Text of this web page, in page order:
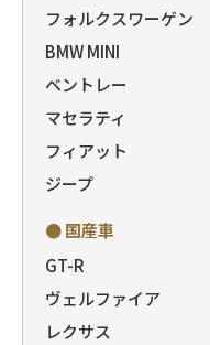
フォルクスワーゲン
BMW MINI
ベントレー
マセラティ
フィアット
ジープ
● 国産車
GT-R
ヴェルファイア
レクサス